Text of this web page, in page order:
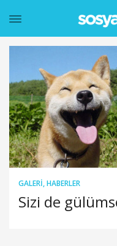
GALERI,HABERLER
Sizi de